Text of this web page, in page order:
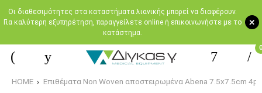
+
Oι διαθεσιμότητες στα καταστήματα λιανικής μπορεί να διαφέρουν.
Για καλύτερη εξυπηρέτηση, παραγγείλετε online ή επικοινωνήστε με το
κατάστημα.
0
HOME Επιθέματα Non Woven αποστειρωμένα Abena 7.5x7.5cm